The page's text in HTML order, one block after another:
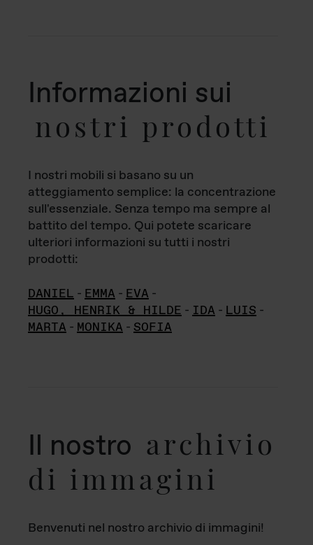
Informazioni sui
nostri prodotti
I nostri mobili si basano su un
atteggiamento semplice: la concentrazione
sull'essenziale. Senza tempo ma sempre al
battito del tempo. Qui potete scaricare
ulteriori informazioni su tutti i nostri
prodotti:
DANIEL - EMMA - EVA -
HUGO, HENRIK & HILDE - IDA - LUIS -
MARTA - MONIKA - SOFIA
Il nostro archivio
di immagini
Benvenuti nel nostro archivio di immagini!